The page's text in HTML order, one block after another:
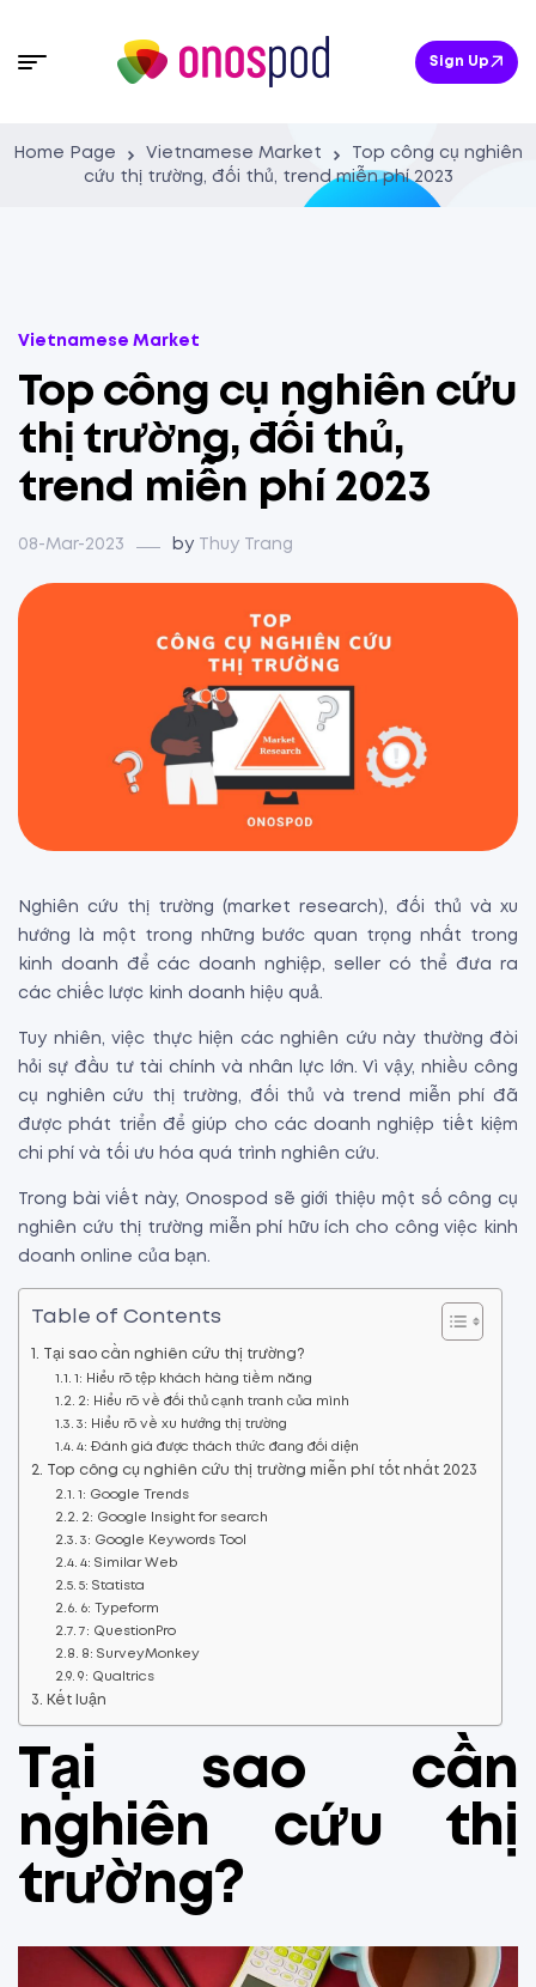
Sign Up
Home Page Vietnamese Market
Top công cụ nghiên
cứu thị trường, đối thủ, trend miễn phí 2023
Vietnamese Market
Top công cụ nghiên cứu
thị trường, đối thủ,
trend miễn phí 2023
08-Mar-2023 by Thuy Trang
Nghiên cứu thị trường (market research), đối thủ và xu
hướng là một trong những bước quan trọng nhất trong
kinh doanh để các doanh nghiệp, seller có thể đưa ra
các chiếc lược kinh doanh hiệu quả.
Tuy nhiên, việc thực hiện các nghiên cứu này thường đòi
hỏi sự đầu tư tài chính và nhân lực lớn. Vì vậy, nhiều công
cụ nghiên cứu thị trường, đối thủ và trend miễn phí đã
được phát triển để giúp cho các doanh nghiệp tiết kiệm
chi phí và tối ưu hóa quá trình nghiên cứu.
Trong bài viết này, Onospod sẽ giới thiệu một số công cụ
nghiên cứu thị trường miễn phí hữu ích cho công việc kinh
doanh online của bạn.
Table of Contents
Tại sao cần nghiên cứu thị trường?
1: Hiểu rõ tệp khách hàng tiềm năng
2: Hiểu rõ về đối thủ cạnh tranh của mình
3: Hiểu rõ về xu hướng thị trường
4: Đánh giá được thách thức đang đối diện
Top công cụ nghiên cứu thị trường miễn phí tốt nhất 2023
1: Google Trends
2: Google Insight for search
3: Google Keywords Tool
4: Similar Web
5: Statista
6: Typeform
7: QuestionPro
8: SurveyMonkey
9: Qualtrics
Kết luận
Tại sao cần
nghiên cứu thị
trường?